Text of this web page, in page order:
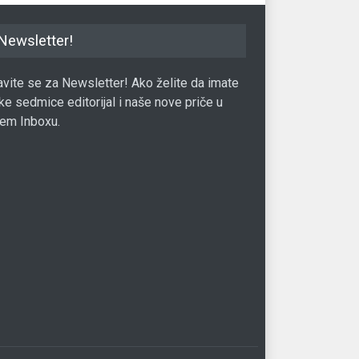
se za Newsletter! Ako želite da imate
sedmice editorijal i naše nove priče u
Inboxu.